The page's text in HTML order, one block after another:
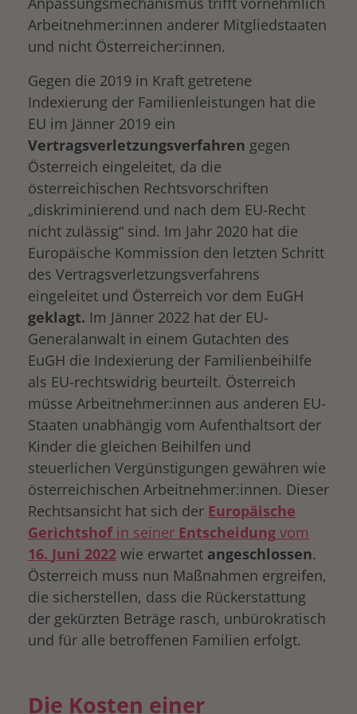
Arbeitnehmer:innen anderer Mitgliedstaaten
und nicht Österreicher:innen.
Gegen die 2019 in Kraft getretene
Indexierung der Familienleistungen hat die
EU im Jänner 2019 ein
Vertragsverletzungsverfahren gegen
Österreich eingeleitet, da die
österreichischen Rechtsvorschriften
„diskriminierend und nach dem EU-Recht
nicht zulässig“ sind. Im Jahr 2020 hat die
Europäische Kommission den letzten Schritt
des Vertragsverletzungsverfahrens
eingeleitet und Österreich vor dem EuGH
geklagt. Im Jänner 2022 hat der EU-
Generalanwalt in einem Gutachten des
EuGH die Indexierung der Familienbeihilfe
als EU-rechtswidrig beurteilt. Österreich
müsse Arbeitnehmer:innen aus anderen EU-
Staaten unabhängig vom Aufenthaltsort der
Kinder die gleichen Beihilfen und
steuerlichen Vergünstigungen gewähren wie
österreichischen Arbeitnehmer:innen. Dieser
Rechtsansicht hat sich der Europäische
Gerichtshofin seiner Entscheidung vom
16. Juni 2022 wie erwartet angeschlossen.
Österreich muss nun Maßnahmen ergreifen,
die sicherstellen, dass die Rückerstattung
der gekürzten Beträge rasch, unbürokratisch
und für alle betroffenen Familien erfolgt.
Die Kosten einer